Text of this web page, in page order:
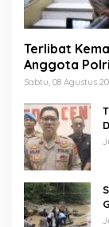
Terlibat Kematian
Anggota
Sabtu, 08 Agustus